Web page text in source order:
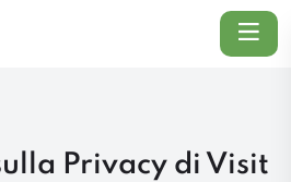
Menu
Privacy di Visit